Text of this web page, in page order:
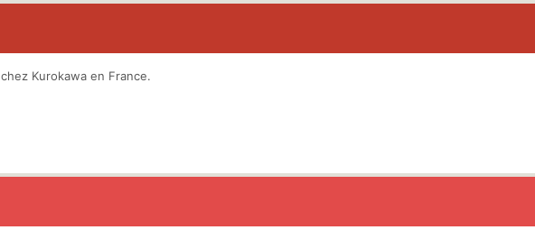
Kurokawa en France.